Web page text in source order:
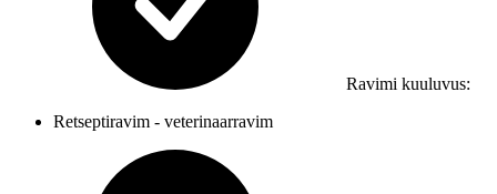
Ravimi kuuluvus:
Retseptiravim - veterinaarravim